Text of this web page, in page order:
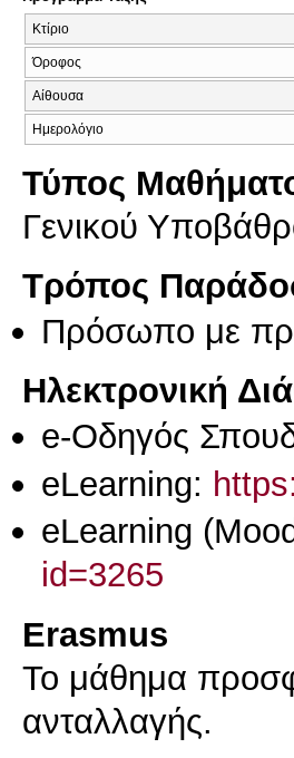
Κτίριο
Όροφος
Αίθουσα
Ημερολόγιο
Τύπος
Γενικού
Τρόπος
Πρόσωπο με
Ηλεκτρονική
e-Οδηγός
eLearning:
eLearning
id=3265
Erasmus
Το μάθημα
ανταλλαγής.